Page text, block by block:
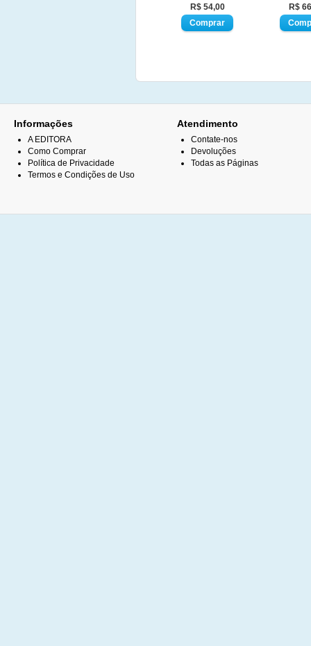
R$ 54,00
R$
Informações
A EDITORA
Como Comprar
Política de Privacidade
Termos e Condições de Uso
Atendimento
Contate-nos
Devoluções
Todas as Páginas